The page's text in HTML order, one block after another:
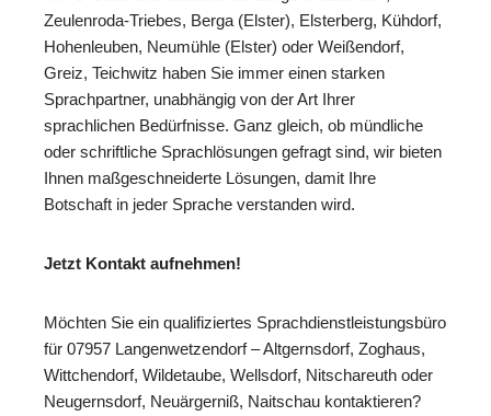
Zeulenroda-Triebes, Berga (Elster), Elsterberg, Kühdorf,
Hohenleuben, Neumühle (Elster) oder Weißendorf,
Greiz, Teichwitz haben Sie immer einen starken
Sprachpartner, unabhängig von der Art Ihrer
sprachlichen Bedürfnisse. Ganz gleich, ob mündliche
oder schriftliche Sprachlösungen gefragt sind, wir bieten
Ihnen maßgeschneiderte Lösungen, damit Ihre
Botschaft in jeder Sprache verstanden wird.
Jetzt Kontakt aufnehmen!
Möchten Sie ein qualifiziertes Sprachdienstleistungsbüro
für 07957 Langenwetzendorf – Altgernsdorf, Zoghaus,
Wittchendorf, Wildetaube, Wellsdorf, Nitschareuth oder
Neugernsdorf, Neuärgerniß, Naitschau kontaktieren?